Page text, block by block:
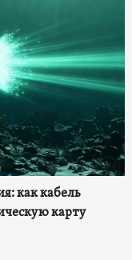
как кабель
карту